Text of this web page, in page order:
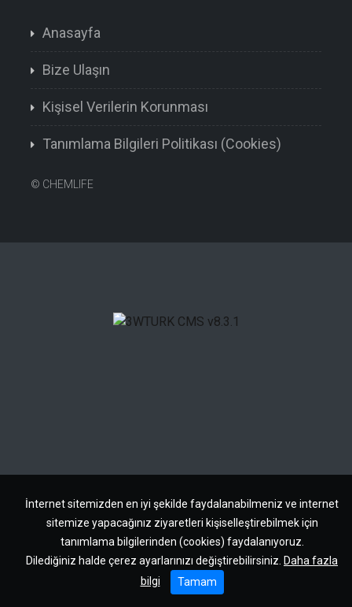
İnternet sitemizden en iyi şekilde faydalanabilmeniz ve internet
sitemize yapacağınız ziyaretleri kişiselleştirebilmek için
tanımlama bilgilerinden (cookies) faydalanıyoruz.
Dilediğiniz halde çerez ayarlarınızı değiştirebilirsiniz. Daha fazla
bilgi
Tamam
Anasayfa
Bize Ulaşın
Kişisel Verilerin Korunması
Tanımlama Bilgileri Politikası (Cookies)
© CHEMLIFE